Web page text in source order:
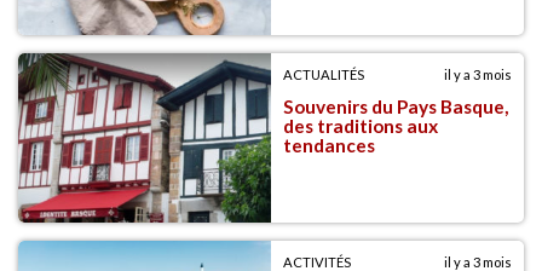
ACTUALITÉS il y a 3 mois
Souvenirs du Pays Basque,
des traditions aux
tendances
ACTIVITÉS il y a 3 mois